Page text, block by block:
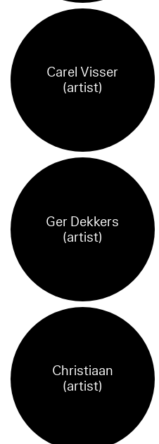
Carel Visser
(artist)
Ger Dekkers
(artist)
Christiaan
(artist)